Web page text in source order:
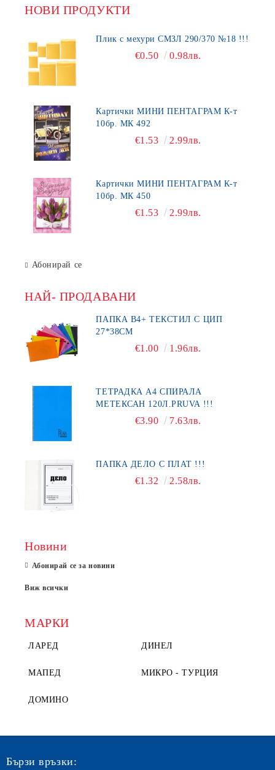
НОВИ ПРОДУКТИ
Плик с мехури СМЗЛ 290/370 №18 !!!
€0.50 0.98лв.
Картички МИНИ ПЕНТАГРАМ К-т
10бр. МК 492
€1.53 2.99лв.
Картички МИНИ ПЕНТАГРАМ К-т
10бр. МК 450
€1.53 2.99лв.
Абонирай се
НАЙ- ПРОДАВАНИ
ПАПКА В4+ ТЕКСТИЛ С ЦИП
27*38СМ
€1.00 1.96лв.
ТЕТРАДКА А4 СПИРАЛА
МЕТЕКСАН 120Л.PRUVA !!!
€3.90 7.63лв.
ПАПКА ДЕЛО С ПЛАТ !!!
€1.32 2.58лв.
Новини
Абонирай се за новини
Виж всички
МАРКИ
ЛАРЕД ДИНЕЛ
МАПЕД МИКРО - ТУРЦИЯ
ДОМИНО
Бързи връзки: